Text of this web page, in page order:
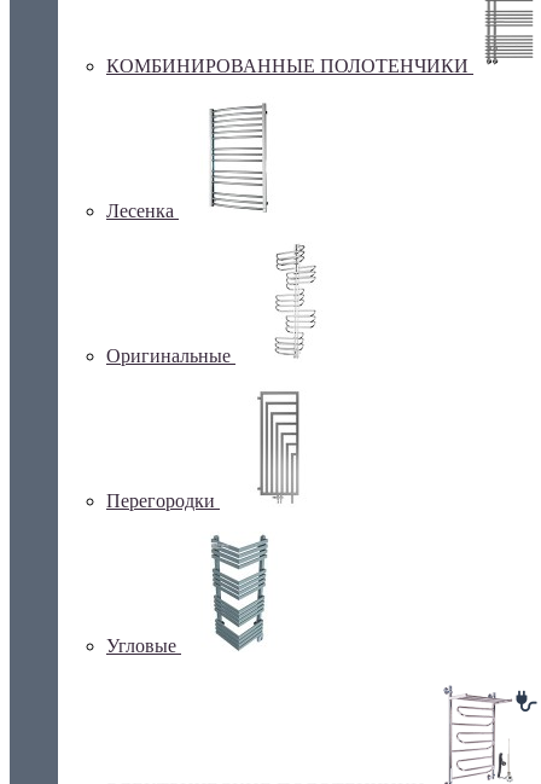
КОМБИНИРОВАННЫЕ ПОЛОТЕНЧИКИ
Лесенка
Оригинальные
Перегородки
Угловые